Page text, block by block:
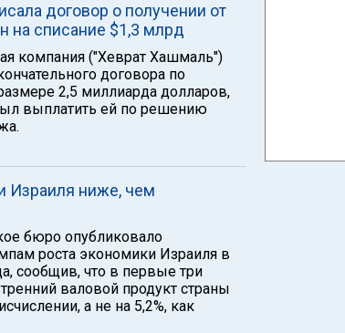
договор о получении от
на списание $1,3 млрд
компания ("Хеврат Хашмаль")
договора по
2,5 миллиарда долларов,
выплатить ей по решению
Израиля ниже, чем
бюро опубликовало
роста экономики Израиля в
сообщив, что в первые три
валовой продукт страны
а не на 5,2%, как